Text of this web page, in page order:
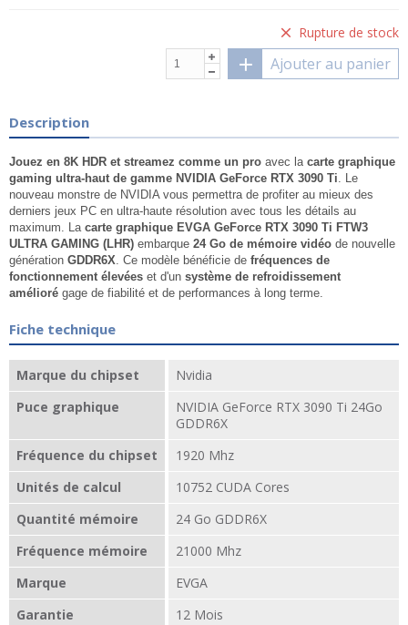
Rupture de stock
Ajouter au panier
Description
Jouez en 8K HDR et streamez comme un pro avec la carte graphique
gaming ultra-haut de gamme NVIDIA GeForce RTX 3090 Ti. Le
nouveau monstre de NVIDIA vous permettra de profiter au mieux des
derniers jeux PC en ultra-haute résolution avec tous les détails au
maximum. La carte graphique EVGA GeForce RTX 3090 Ti FTW3
ULTRA GAMING (LHR) embarque 24 Go de mémoire vidéo de nouvelle
génération GDDR6X. Ce modèle bénéficie de fréquences de
fonctionnement élevées et d'un système de refroidissement
amélioré gage de fiabilité et de performances à long terme.
Fiche technique
Marque du chipset
Nvidia
Puce graphique
NVIDIA GeForce RTX 3090 Ti 24Go
GDDR6X
Fréquence du chipset
1920 Mhz
Unités de calcul
10752 CUDA Cores
Quantité mémoire
24 Go GDDR6X
Fréquence mémoire
21000 Mhz
Marque
EVGA
Garantie
12 Mois